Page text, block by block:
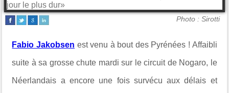
Photo : Sirotti
Fabio Jakobsen est venu à bout des Pyrénées ! Affaibli
suite à sa grosse chute mardi sur le circuit de Nogaro, le
Néerlandais a encore une fois survécu aux délais et